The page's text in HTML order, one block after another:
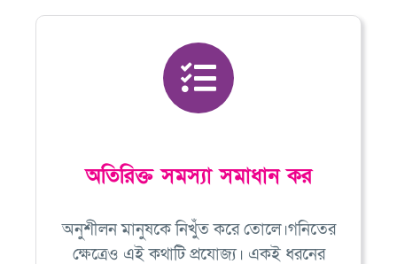
অতিরিক্ত সমস্যা সমাধান কর
অনুশীলন মানুষকে নিখুঁত করে তোলে।গনিতের
ক্ষেত্রেও এই কথাটি প্রযোজ্য। একই ধরনের